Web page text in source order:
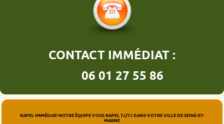
CONTACT IMMÉDIAT :
06 01 27 55 86
RAPEL IMMÉDIAT-NOTRE ÉQUIPE VOUS RAPEL 7J/7J DANS VOTRE VILLE DE SEINE-ET-
MARNE